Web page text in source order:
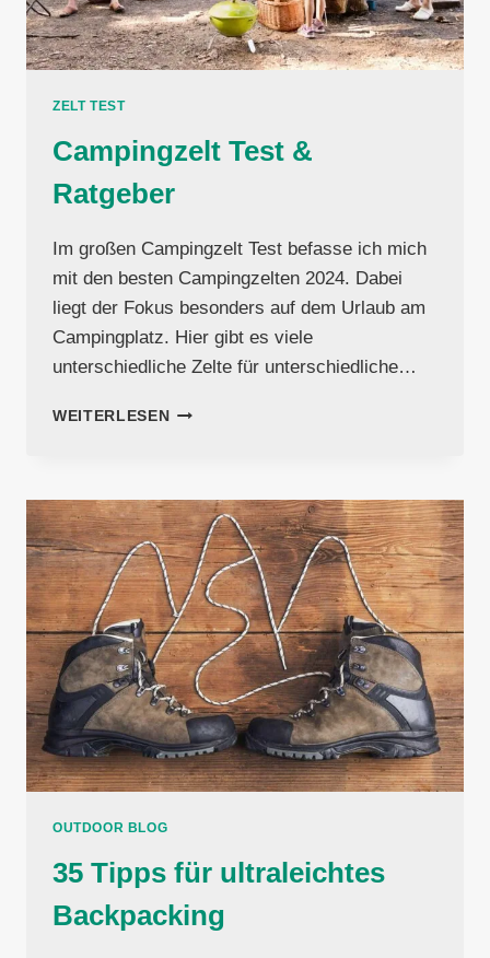
ZELT TEST
Campingzelt Test &
Ratgeber
Im großen Campingzelt Test befasse ich mich
mit den besten Campingzelten 2024. Dabei
liegt der Fokus besonders auf dem Urlaub am
Campingplatz. Hier gibt es viele
unterschiedliche Zelte für unterschiedliche…
WEITERLESENCAMPINGZELT
OUTDOOR BLOG
35 Tipps für ultraleichtes
Backpacking